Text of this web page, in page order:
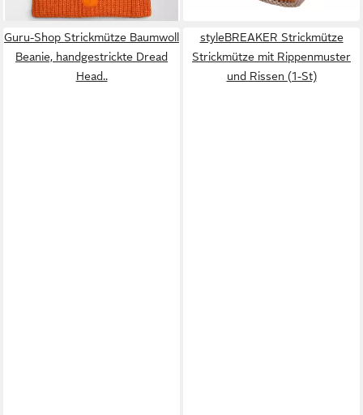
Guru-Shop Strickmütze Baumwoll
Beanie, handgestrickte Dread
Head..
styleBREAKER Strickmütze
Strickmütze mit Rippenmuster
und Rissen (1-St)